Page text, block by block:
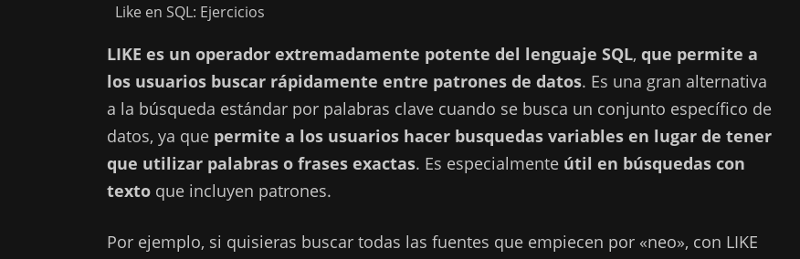
Like en SQL: Ejercicios
LIKE es un operador extremadamente potente del lenguaje SQL, que permite a
los usuarios buscar rápidamente entre patrones de datos. Es una gran alternativa
a la búsqueda estándar por palabras clave cuando se busca un conjunto específico de
datos, ya que permite a los usuarios hacer busquedas variables en lugar de tener
que utilizar palabras o frases exactas. Es especialmente útil en búsquedas con
texto que incluyen patrones.
Por ejemplo, si quisieras buscar todas las fuentes que empiecen por «neo», con LIKE